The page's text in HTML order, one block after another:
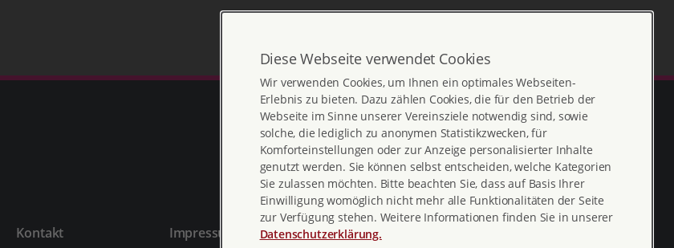
Kontakt Impressum
Erklärung zur
Diese Webseite verwendet Cookies
Wir verwenden Cookies, um Ihnen ein optimales Webseiten-
Erlebnis zu bieten. Dazu zählen Cookies, die für den Betrieb der
Webseite im Sinne unserer Vereinsziele notwendig sind, sowie
solche, die lediglich zu anonymen Statistikzwecken, für
Komforteinstellungen oder zur Anzeige personalisierter Inhalte
genutzt werden. Sie können selbst entscheiden, welche Kategorien
Sie zulassen möchten. Bitte beachten Sie, dass auf Basis Ihrer
Einwilligung womöglich nicht mehr alle Funktionalitäten der Seite
zur Verfügung stehen. Weitere Informationen finden Sie in unserer
Datenschutzerklärung.